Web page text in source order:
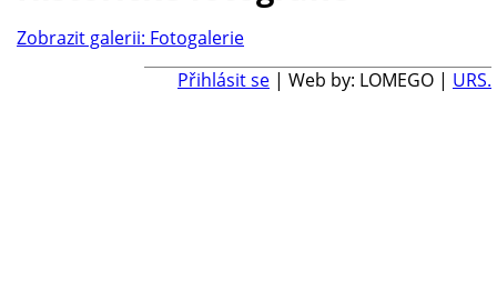
Zobrazit galerii: Fotogalerie
Přihlásit se | Web by: LOMEGO | URS.